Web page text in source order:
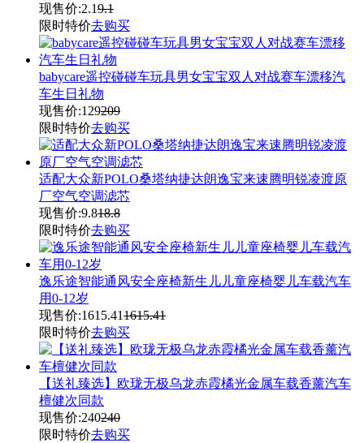
现售价:2.19.1
限时特价去购买
babycare遥控碰碰车玩具男女宝宝双人对战赛车漂移汽
车生日礼物
现售价:129209
限时特价去购买
适配大众新POLO桑塔纳捷达朗逸宝来速腾明锐凌渡原
厂空气空调滤芯
现售价:9.818.8
限时特价去购买
逸乐途智能通风安全座椅新生儿儿童座椅婴儿车载汽车
用0-12岁
现售价:1615.411615.41
限时特价去购买
【送礼臻选】欧珑无极乌龙赤霞橘光金属车载香薰汽车
檀健次同款
现售价:240240
限时特价去购买